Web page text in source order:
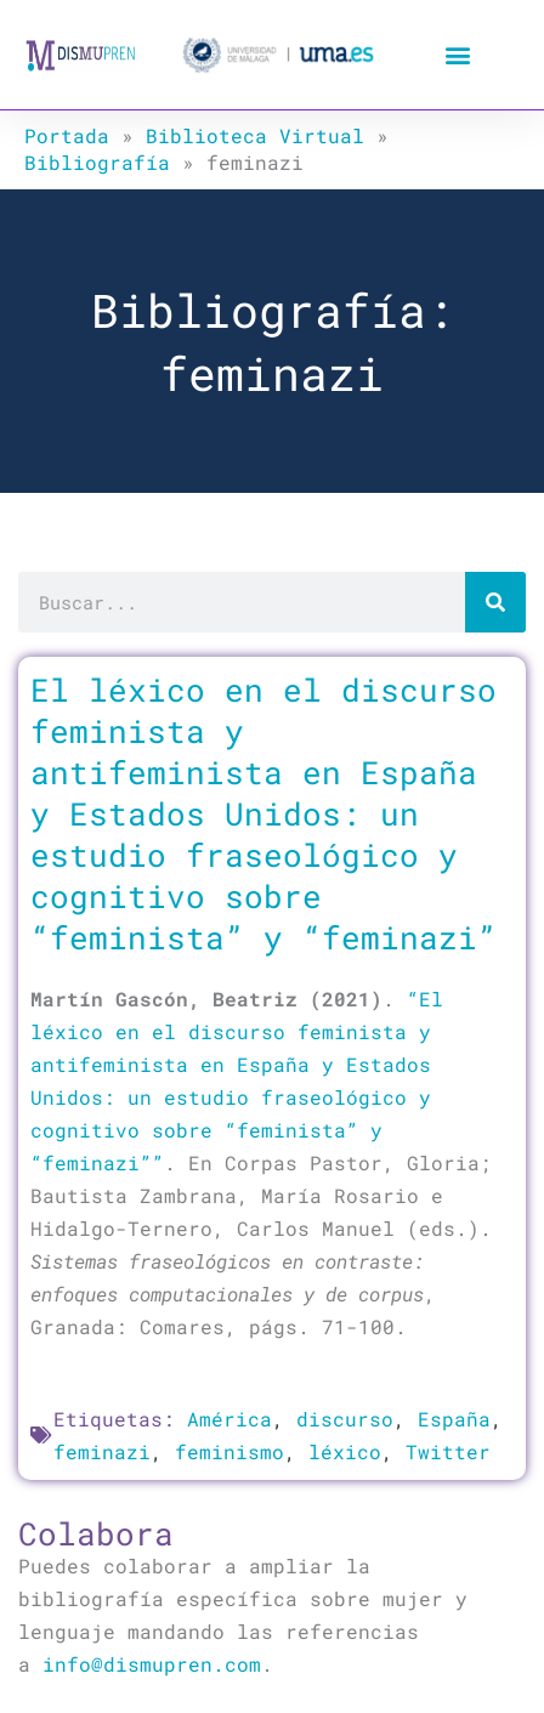
Portada » Biblioteca Virtual »
Bibliografía » feminazi
Bibliografía:
feminazi
El léxico en el discurso
feminista y
antifeminista en España
y Estados Unidos: un
estudio fraseológico y
cognitivo sobre
“feminista” y “feminazi”
Martín Gascón, Beatriz (2021) . “El
léxico en el discurso feminista y
antifeminista en España y Estados
Unidos: un estudio fraseológico y
cognitivo sobre “feminista” y
“feminazi”” . En Corpas Pastor, Gloria;
Bautista Zambrana, María Rosario e
Hidalgo-Ternero, Carlos Manuel (eds.).
Sistemas fraseológicos en contraste:
enfoques computacionales y de corpus,
Granada: Comares, págs. 71-100.
Etiquetas: América, discurso, España,
feminazi, feminismo, léxico, Twitter
Colabora
Puedes colaborar a ampliar la
bibliografía específica sobre mujer y
lenguaje mandando las referencias
a info@dismupren.com .